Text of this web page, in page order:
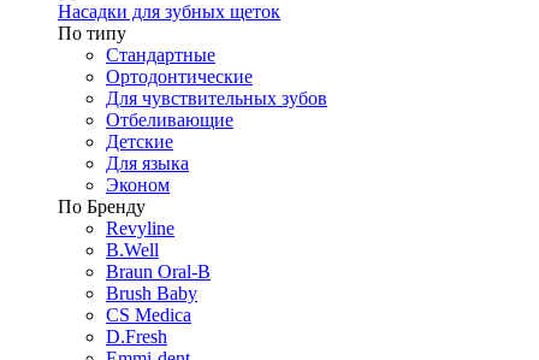
Насадки для зубных щеток
По типу
Стандартные
Ортодонтические
Для чувствительных зубов
Отбеливающие
Детские
Для языка
Эконом
По Бренду
Revyline
B.Well
Braun Oral-B
Brush Baby
CS Medica
D.Fresh